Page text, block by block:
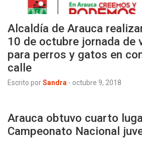
Alcaldía de Arauca
10 de octubre jornada de
para perros y gatos en
calle
Escrito porSandra - octubre 9, 2018
Arauca obtuvo cuarto
Campeonato Nacional